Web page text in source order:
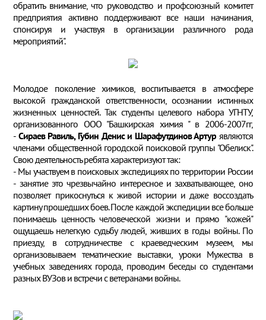
обратить внимание, что руководство и профсоюзный комитет
предприятия активно поддерживают все наши начинания,
спонсируя и участвуя в организации различного рода
мероприятий".
Молодое поколение химиков, воспитывается в атмосфере
высокой гражданской ответственности, осознании истинных
жизненных ценностей. Так студенты целевого набора УГНТУ,
организованного ООО "Башкирская химия " в 2006-2007гг,
- Сираев Равиль, Губин Денис и Шарафутдинов Артур являются
членами общественной городской поисковой группы "Обелиск".
Свою деятельность ребята характеризуют так:
- Мы участвуем в поисковых экспедициях по территории России
- занятие это чрезвычайно интересное и захватывающее, оно
позволяет прикоснуться к живой истории и даже воссоздать
картину прошедших боев. После каждой экспедиции все больше
понимаешь ценность человеческой жизни и прямо "кожей"
ощущаешь нелегкую судьбу людей, живших в годы войны. По
приезду, в сотрудничестве с краеведческим музеем, мы
организовываем тематические выставки, уроки Мужества в
учебных заведениях города, проводим беседы со студентами
разных ВУЗов и встречи с ветеранами войны.